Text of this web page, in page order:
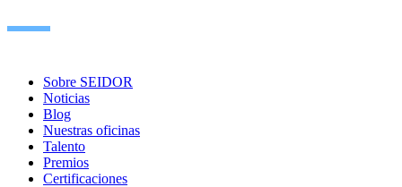
Sobre SEIDOR
Noticias
Blog
Nuestras oficinas
Talento
Premios
Certificaciones